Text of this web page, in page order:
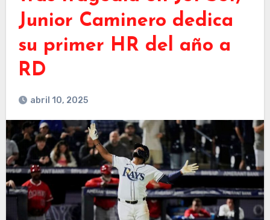
Junior Caminero dedica
su primer HR del año a
RD
abril 10, 2025